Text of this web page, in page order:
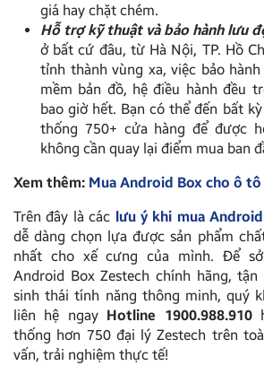
giá hay chặt chém.
Hỗ trợ kỹ thuật và bảo hành lưu
ở bất cứ đâu, từ Hà Nội, TP. Hồ
tỉnh thành vùng xa, việc bảo
mềm bản đồ, hệ điều hành đều
bao giờ hết. Bạn có thể đến bất
thống 750+ cửa hàng để được
không cần quay lại điểm mua ban
Xem thêm: Mua Android Box cho ô
Trên đây là các lưu ý khi mua
dễ dàng chọn lựa được sản phẩm
nhất cho xế cưng của mình. Để
Android Box Zestech chính hãng,
sinh thái tính năng thông minh, quý
liên hệ ngay Hotline 1900.988.910
thống hơn 750 đại lý Zestech trên
vấn, trải nghiệm thực tế!